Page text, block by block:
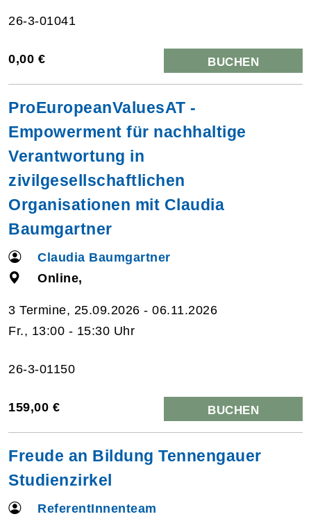
26-3-01041
0,00 € BUCHEN
ProEuropeanValuesAT -
Empowerment für nachhaltige
Verantwortung in
zivilgesellschaftlichen
Organisationen mit Claudia
Baumgartner
Claudia Baumgartner
Online,
3 Termine, 25.09.2026 - 06.11.2026
Fr., 13:00 - 15:30 Uhr
26-3-01150
159,00 € BUCHEN
Freude an Bildung Tennengauer
Studienzirkel
ReferentInnenteam